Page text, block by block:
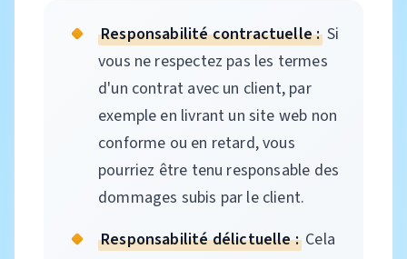
Responsabilité contractuelle : Si
vous ne respectez pas les termes
d'un contrat avec un client, par
exemple en livrant un site web non
conforme ou en retard, vous
pourriez être tenu responsable des
dommages subis par le client.
Responsabilité délictuelle : Cela